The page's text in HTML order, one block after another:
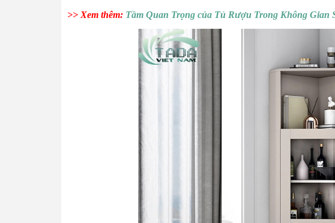
>> Xem thêm: Tầm Quan Trọng của Tủ Rượu Trong Không Gian